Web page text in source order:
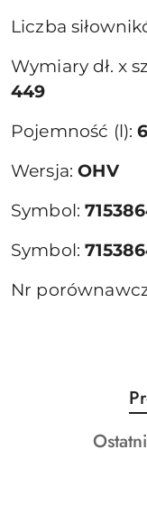
Liczba
Wymiary dł. x
449
Pojemność (l):
Wersja:OHV
Symbol:
Symbol:
Nr
Pomiń
o